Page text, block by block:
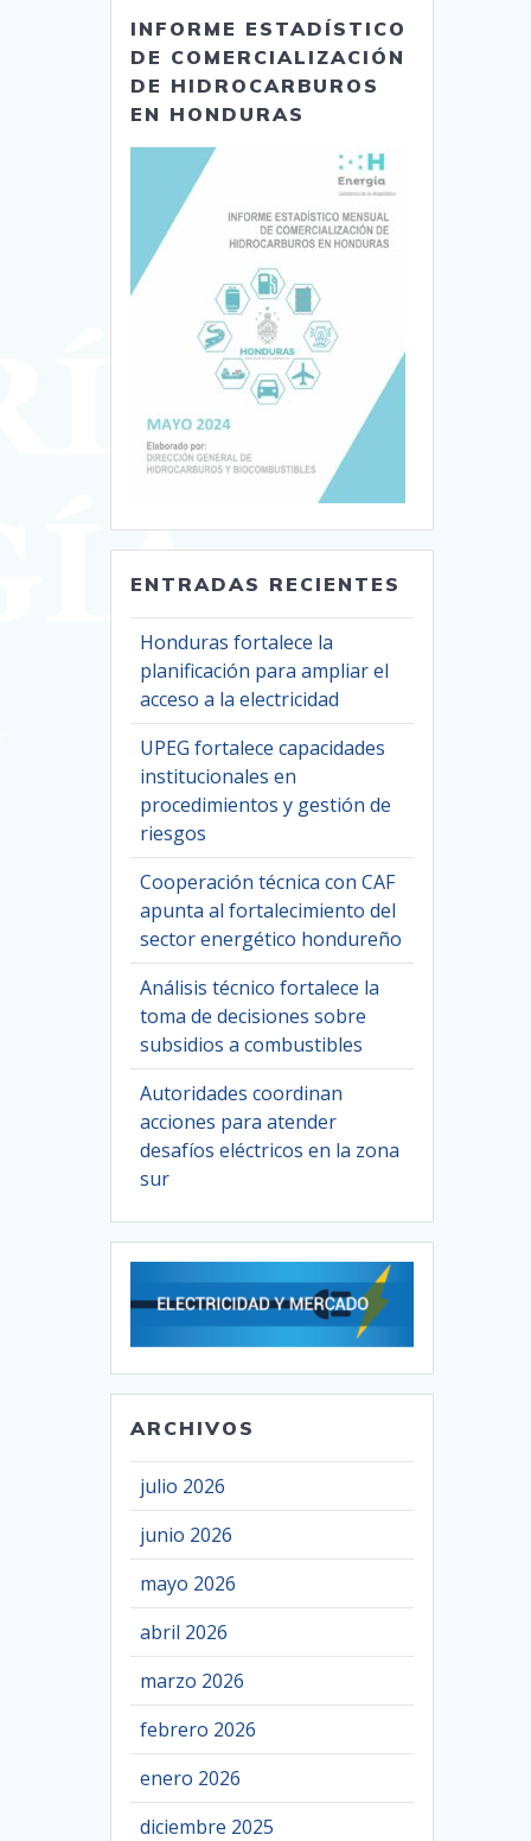
INFORME ESTADÍSTICO
DE COMERCIALIZACIÓN
DE HIDROCARBUROS
EN HONDURAS
ENTRADAS RECIENTES
Honduras fortalece la
planificación para ampliar el
acceso a la electricidad
UPEG fortalece capacidades
institucionales en
procedimientos y gestión de
riesgos
Cooperación técnica con CAF
apunta al fortalecimiento del
sector energético hondureño
Análisis técnico fortalece la
toma de decisiones sobre
subsidios a combustibles
Autoridades coordinan
acciones para atender
desafíos eléctricos en la zona
sur
ARCHIVOS
julio 2026
junio 2026
mayo 2026
abril 2026
marzo 2026
febrero 2026
enero 2026
diciembre 2025